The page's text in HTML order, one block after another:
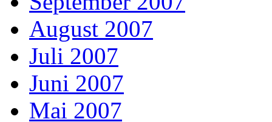
August 2007
Juli 2007
Juni 2007
Mai 2007